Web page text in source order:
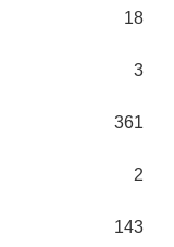
18
3
361
2
143